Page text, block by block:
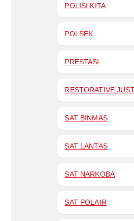
POLISI KITA
POLSEK
PRESTASI
RESTORATIVE
SAT BINMAS
SAT LANTAS
SAT NARKOBA
SAT POLAIR